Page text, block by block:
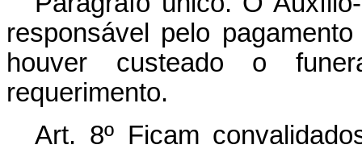
responsável pelo
houver custeado o
requerimento.
Art. 8º Ficam